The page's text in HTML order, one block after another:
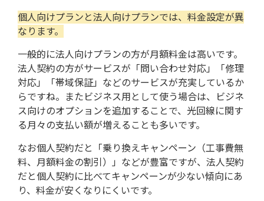
個人向けプランと法人向けプランでは、料金設定が異
なります。
一般的に法人向けプランの方が月額料金は高いです。
法人契約の方がサービスが「問い合わせ対応」「修理
対応」「帯域保証」などのサービスが充実しているか
らですね。またビジネス用として使う場合は、ビジネ
ス向けのオプションを追加することで、光回線に関す
る月々の支払い額が増えることも多いです。
なお個人契約だと「乗り換えキャンペーン（工事費無
料、月額料金の割引）」などが豊富ですが、法人契約
だと個人契約に比べてキャンペーンが少ない傾向にあ
り、料金が安くなりにくいです。